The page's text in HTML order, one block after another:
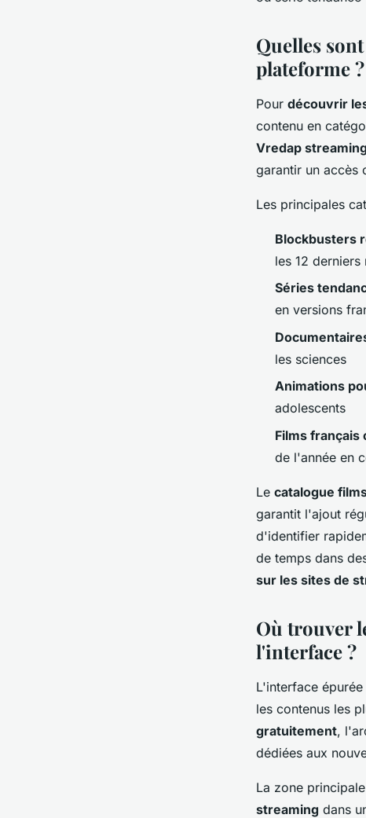
6 min de lecture
Quelles
plateforme ?
Pour découvrir
contenu en
Vredap
garantir un accès
Les principales
Blockbusters
les 12 derniers
Séries
en versions
les sciences
Animations
adolescents
Films français
de l'année en
Le catalogue
garantit l'ajout
d'identifier
de temps dans
sur les sites de
Où trouver
l'interface ?
L'interface
les contenus les
gratuitement,
dédiées aux
La zone
streaming dans